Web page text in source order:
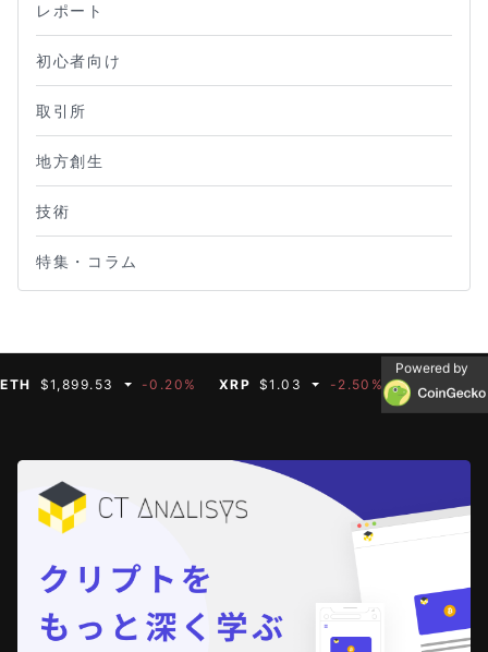
レポート
初心者向け
取引所
地方創生
技術
特集・コラム
$1,899.53 -0.20% XRP $1.03 -2.50% BNB $591.35
Powered by